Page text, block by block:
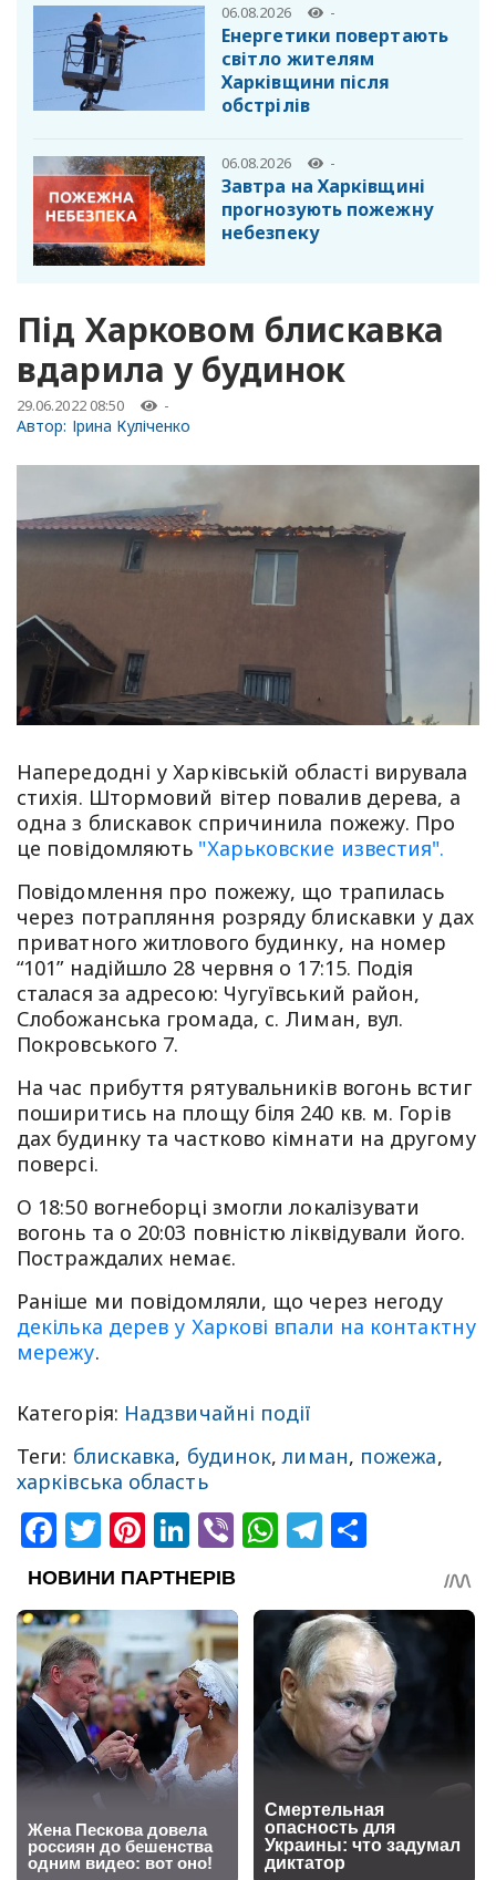
06.08.2026 -
Енергетики повертають
світло жителям
Харківщини після
обстрілів
06.08.2026 -
Завтра на Харківщині
прогнозують пожежну
небезпеку
Під Харковом блискавка
вдарила у будинок
29.06.2022 08:50 -
Автор: Ірина Куліченко
Напередодні у Харківській області вирувала
стихія. Штормовий вітер повалив дерева, а
одна з блискавок спричинила пожежу. Про
це повідомляють "Харьковские известия".
Повідомлення про пожежу, що трапилась
через потрапляння розряду блискавки у дах
приватного житлового будинку, на номер
“101” надійшло 28 червня о 17:15. Подія
сталася за адресою: Чугуївський район,
Слобожанська громада, с. Лиман, вул.
Покровського 7.
На час прибуття рятувальників вогонь встиг
поширитись на площу біля 240 кв. м. Горів
дах будинку та частково кімнати на другому
поверсі.
О 18:50 вогнеборці змогли локалізувати
вогонь та о 20:03 повністю ліквідували його.
Постраждалих немає.
Раніше ми повідомляли, що через негоду
декілька дерев у Харкові впали на контактну
мережу.
Категорія: Надзвичайні події
Теги: блискавка, будинок,лиман, пожежа,
харківська область
Facebook
Twitter
Pinterest
LinkedIn
ViberWhatsApp
Telegram